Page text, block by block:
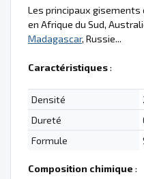
Les principaux
en Afrique du Sud,
Madagascar, Russie...
Caractéristiques:
Densité
Dureté
Formule
Composition chimique :